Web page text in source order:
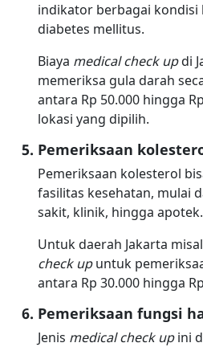
indikator berbagai kondisi
diabetes mellitus.
Biaya medical check updi
memeriksa gula darah
antara Rp 50.000 hingga
lokasi yang dipilih.
Pemeriksaan
Pemeriksaan kolesterol
fasilitas kesehatan, mulai
sakit, klinik, hingga apotek.
Untuk daerah Jakarta
check upuntuk
antara Rp 30.000 hingga
Pemeriksaan fungsi
Jenis medical check upini